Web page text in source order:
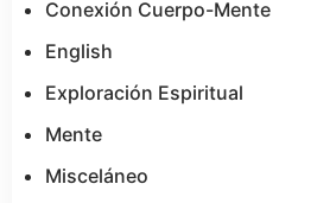
Conexión Cuerpo-Mente
English
Exploración Espiritual
Mente
Misceláneo